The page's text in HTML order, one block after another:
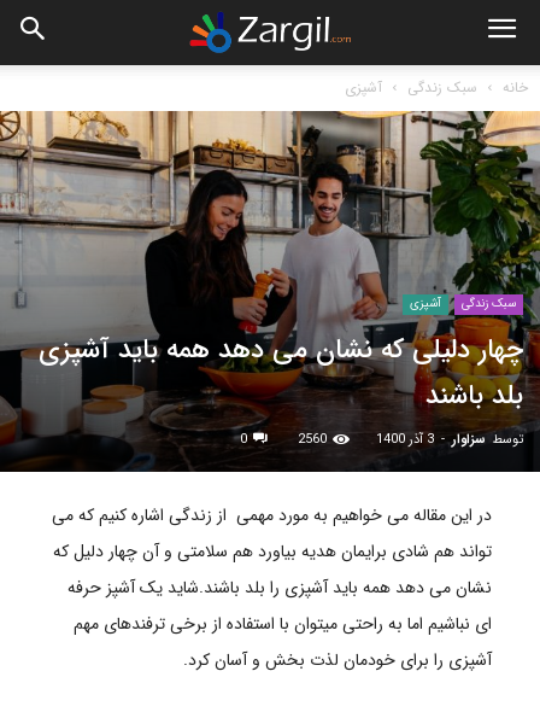
خانه سبک زندگی آشپزی
سبک زندگی آشپزی
چهار دلیلی که نشان می دهد همه باید آشپزی
بلد باشند
توسط سزاوار- 3 آذر 1400 2560
0
در این مقاله می خواهیم به مورد مهمی از زندگی اشاره کنیم که می
تواند هم شادی برایمان هدیه بیاورد هم سلامتی و آن چهار دلیل که
نشان می دهد همه باید آشپزی را بلد باشند.شاید یک آشپز حرفه
ای نباشیم اما به راحتی میتوان با استفاده از برخی ترفندهای مهم
آشپزی را برای خودمان لذت بخش و آسان کرد.